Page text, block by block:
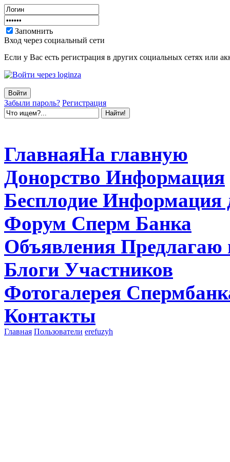
Запомнить
Вход через социальный сети
Если у Вас есть регистрация в других социальных сетях или
Забыли пароль? Регистрация
ГлавнаяНа главную
Донорство Информация
Бесплодие
Форум Сперм Банка
Объявления Предлагаю
Блоги Участников
Фотогалерея
Контакты
Главная Пользователи erefuzyh